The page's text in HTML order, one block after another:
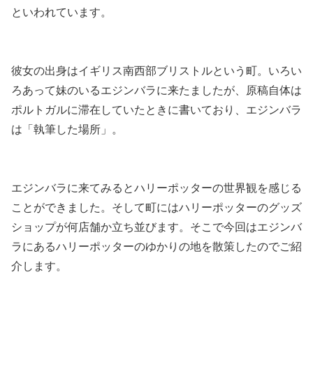
といわれています。
彼女の出身はイギリス南西部ブリストルという町。いろい
ろあって妹のいるエジンバラに来たましたが、原稿自体は
ポルトガルに滞在していたときに書いており、エジンバラ
は「執筆した場所」。
エジンバラに来てみるとハリーポッターの世界観を感じる
ことができました。そして町にはハリーポッターのグッズ
ショップが何店舗か立ち並びます。そこで今回はエジンバ
ラにあるハリーポッターのゆかりの地を散策したのでご紹
介します。